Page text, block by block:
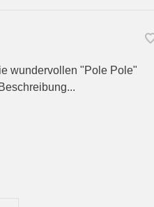
wundervollen "Pole Pole"